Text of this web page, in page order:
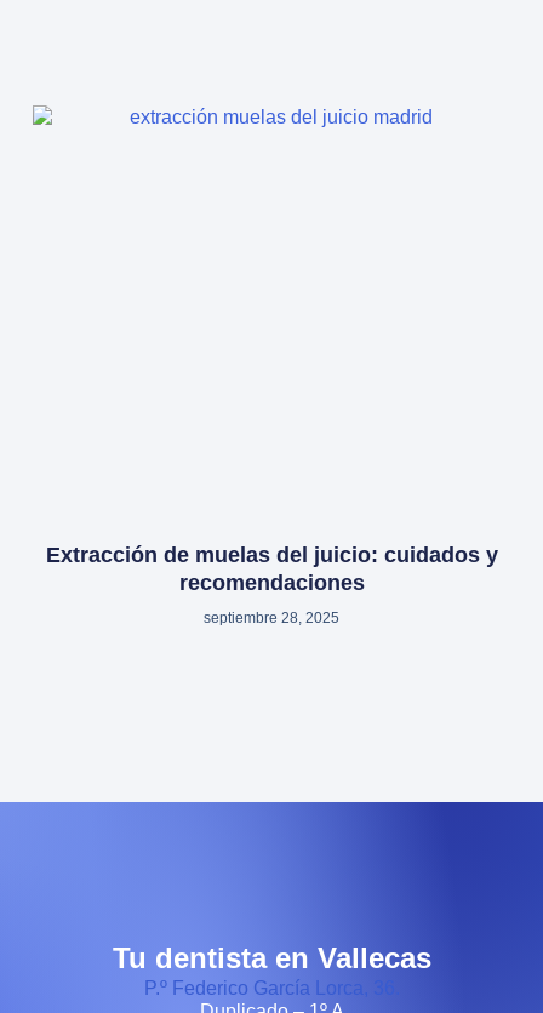
Extracción de muelas del juicio: cuidados y
recomendaciones
septiembre 28, 2025
Tu dentista en Vallecas
P.º Federico García Lorca, 36.